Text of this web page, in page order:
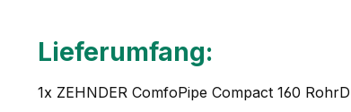
Lieferumfang:
1x ZEHNDER ComfoPipe Compact 160